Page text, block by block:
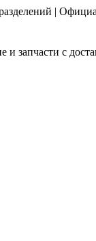
|
и запчасти с